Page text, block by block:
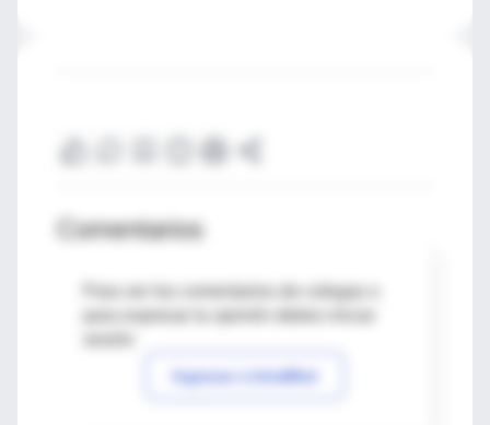
Comentarios
Para ver los comentarios de colegas o
Ingresar a IntraMed